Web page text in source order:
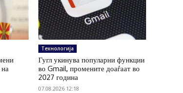
Технологија
Гугл укинува популарни функции
во Gmail, промените доаѓаат во
2027 година
07.08.2026 12:18